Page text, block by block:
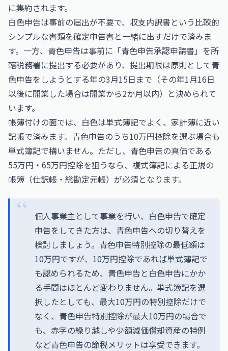
に集約されます。
白色申告は事前の届出が不要で、収支内訳書という比較的
シンプルな書類を確定申告書と一緒に出すだけで済みま
す。一方、青色申告は事前に「青色申告承認申請書」を所
轄税務署に提出する必要があり、提出期限は原則として青
色申告をしようとする年の3月15日まで（その年1月16日
以後に開業した場合は開業から2か月以内）と決められて
います。
帳簿付けの面では、白色は単式簿記でよく、家計簿に近い
記帳で済みます。青色申告のうち10万円控除を選ぶ場合も
単式簿記で構いません。ただし、青色申告の真価である
55万円・65万円控除を狙うなら、複式簿記による正規の
帳簿（仕訳帳・総勘定元帳）が必須となります。
個人事業主として事業を行い、白色申告で確定
申告をしてきた方は、青色申告への切り替えを
検討しましょう。青色申告特別控除の最低額は
10万円ですが、10万円控除であれば単式簿記で
も認められるため、青色申告と白色申告にかか
る手間はほとんど変わりません。単式簿記を選
択したとしても、最大10万円の特別控除だけで
なく、青色申告特別控除が最大10万円の場合で
も、赤字の繰り越しや少額減価償却資産の特例
など青色申告の節税メリットは享受できます。